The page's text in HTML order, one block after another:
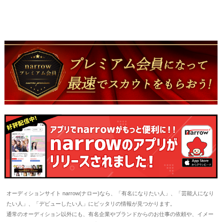
オーディションサイト narrow(ナロー)なら、「有名になりたい人」、「芸能人になり
たい人」、「デビューしたい人」にピッタリの情報が見つかります。
通常のオーディション以外にも、有名企業やブランドからのお仕事の依頼や、イメー